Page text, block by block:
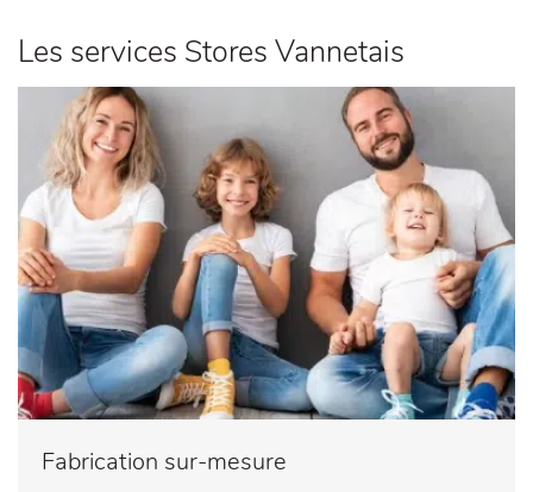
Les services Stores Vannetais
Fabrication sur-mesure